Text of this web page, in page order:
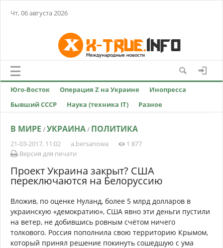
Чт, 06 августа 2026
Юго-Восток Операция Z на Украине
Инопресса
Бывший СССР
Наука (техника IT) Разное
В МИРЕ /УКРАИНА/ ПОЛИТИКА
21-03-2017, 11:02 a.bersanowa
1 877
Версия для печати
Проект Украина закрыт? США
переключаются на Белоруссию
Вложив, по оценке Нуланд, более 5 млрд долларов в
украинскую «демократию», США явно эти деньги пустили
на ветер, не добившись ровным счётом ничего
толкового. Россия пополнила свою территорию Крымом,
который принял решение покинуть сошедшую с ума